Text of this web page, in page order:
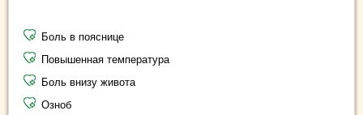
Боль в пояснице
Повышенная температура
Боль внизу живота
Озноб